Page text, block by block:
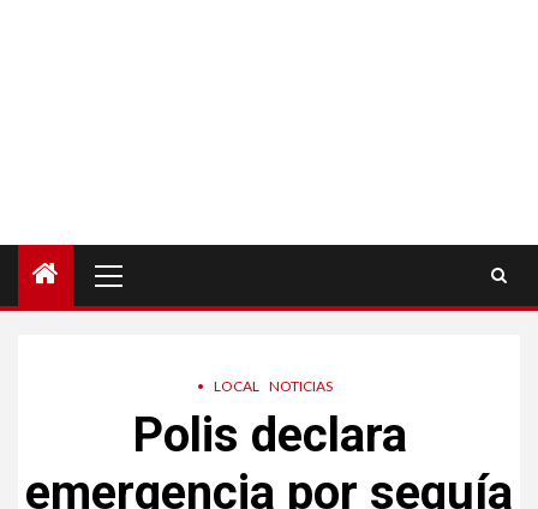
principal
• LOCAL NOTICIAS
Polis declara
emergencia por sequía